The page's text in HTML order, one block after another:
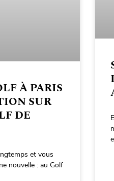
À PARIS
SUR
DE
et vous
nouvelle : au Golf